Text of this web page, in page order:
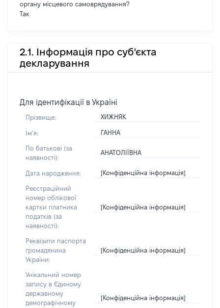
органу місцевого самоврядування?
Так
2.1. Інформація про суб'єкта
декларування
Для ідентифікації в Україні
Прізвище: ХИЖНЯК
Імʼя: ГАННА
По батькові (за
наявності):
АНАТОЛІЇВНА
Дата народження: [Конфіденційна інформація]
Реєстраційний
номер облікової
картки платника
податків (за
наявності):
[Конфіденційна інформація]
Реквізити паспорта
громадянина
України:
[Конфіденційна інформація]
Унікальний номер
запису в Єдиному
державному
демографічному
[Конфіденційна інформація]